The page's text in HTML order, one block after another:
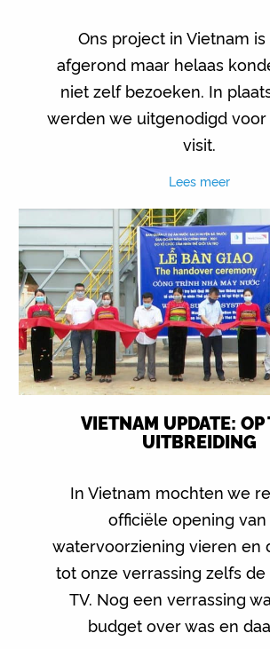
Ons project in Vietnam
afgerond maar helaas
niet zelf bezoeken. In
werden we uitgenodigd
visit.
Lees meer
VIETNAM UPDATE: OP
UITBREIDING
In Vietnam mochten we
officiële opening van
watervoorziening vieren en
tot onze verrassing zelfs
TV. Nog een verrassing
budget over was en